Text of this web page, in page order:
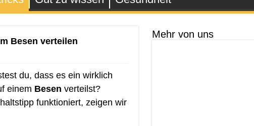
Besen verteilen
du, dass es ein wirklich
einem Besen verteilst?
funktioniert, zeigen wir
Mehr von uns